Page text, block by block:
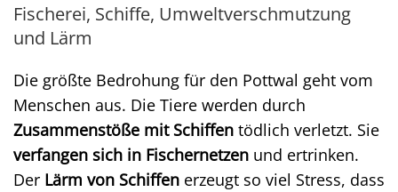
Fischerei, Schiffe, Umweltverschmutzung
und Lärm
Die größte Bedrohung für den Pottwal geht vom
Menschen aus. Die Tiere werden durch
Zusammenstöße mit Schiffen tödlich verletzt. Sie
verfangen sich in Fischernetzen und ertrinken.
Der Lärm von Schiffen erzeugt so viel Stress, dass